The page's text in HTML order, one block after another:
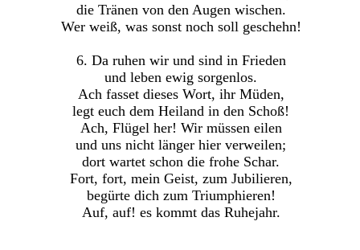
die Tränen von den Augen wischen.
Wer weiß, was sonst noch soll geschehn!
6. Da ruhen wir und sind in Frieden
und leben ewig sorgenlos.
Ach fasset dieses Wort, ihr Müden,
legt euch dem Heiland in den Schoß!
Ach, Flügel her! Wir müssen eilen
und uns nicht länger hier verweilen;
dort wartet schon die frohe Schar.
Fort, fort, mein Geist, zum Jubilieren,
begürte dich zum Triumphieren!
Auf, auf! es kommt das Ruhejahr.